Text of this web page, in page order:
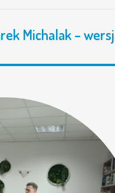
Michalak –